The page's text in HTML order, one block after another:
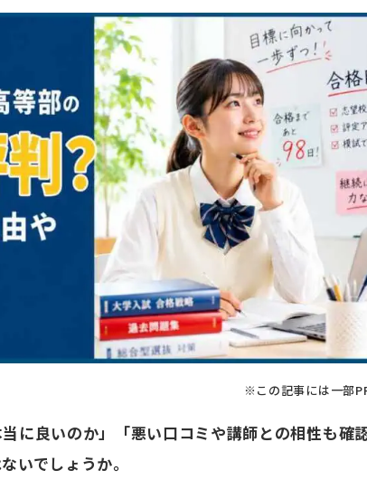
※この記事には一部
に良いのか」「悪い口コミや講師との相性も確
いでしょうか。